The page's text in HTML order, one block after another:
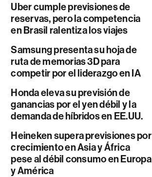
Uber cumple previsiones de
reservas, pero la competencia
en Brasil ralentiza los viajes
Samsung presenta su hoja de
ruta de memorias 3D para
competir por el liderazgo en IA
Honda eleva su previsión de
ganancias por el yen débil y la
demanda de híbridos en EE.UU.
Heineken supera previsiones por
crecimiento en Asia y África
pese al débil consumo en Europa
y América